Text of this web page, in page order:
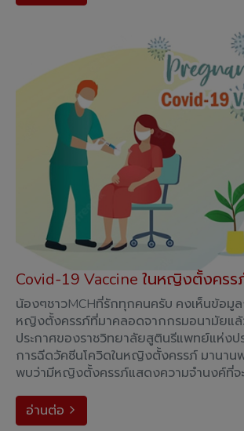
Covid-19 Vaccine ในหญิงตั้งครร
น้องๆชาวMCHที่รักทุกคนครับ คงเห็นข้อมู
หญิงตั้งครรภ์ที่มาคลอดจากกรมอนามัยแล้
ประกาศของราชวิทยาลัยสูตินรีแพทย์แห่งปร
การฉีดวัคซีนโควิดในหญิงตั้งครรภ์ มานาน
พบว่ามีหญิงตั้งครรภ์แสดงความจำนงค์ที่จ
อ่านต่อ
arrow_forward_ios